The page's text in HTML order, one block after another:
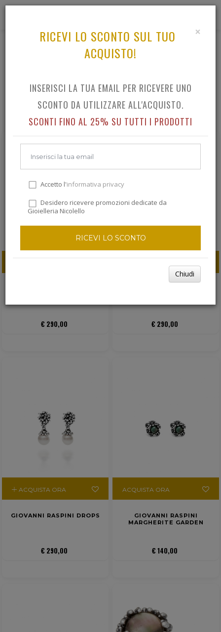
GIOIELLI ORECCHINI
TUTTO IL CATALOGO GIOIELLI ORECCHINI
€ 290,00 € 290,00
ACQUISTA ORA
GIOVANNI RASPINI DROPS
€ 290,00
ACQUISTA ORA
GIOVANNI RASPINI
MARGHERITE GARDEN
€ 140,00
×
RICEVI LO SCONTO SUL TUO
ACQUISTO!
INSERISCI LA TUA EMAIL PER RICEVERE UNO
SCONTO DA UTILIZZARE ALL'ACQUISTO.
SCONTI FINO AL 25% SU TUTTI I PRODOTTI
Accetto l'informativa privacy
Desidero ricevere promozioni dedicate da
Gioielleria Nicolello
RICEVI LO SCONTO
Chiudi